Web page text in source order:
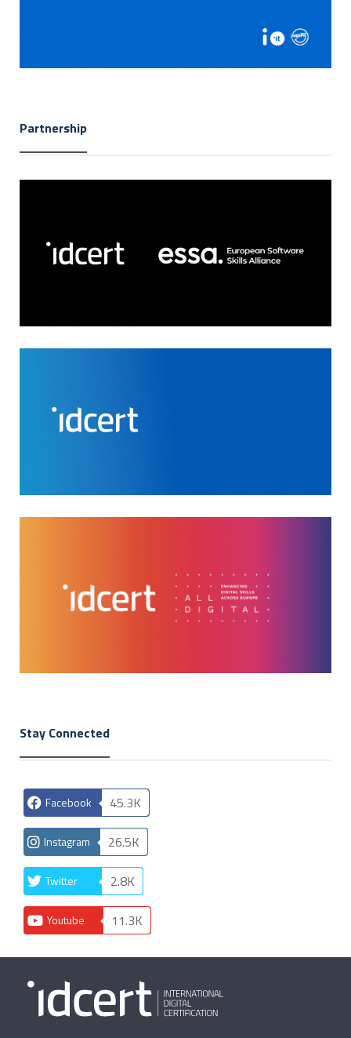
Partnership
Stay Connected
Facebook 45.3K
Instagram 26.5K
Twitter 2.8K
Youtube 11.3K